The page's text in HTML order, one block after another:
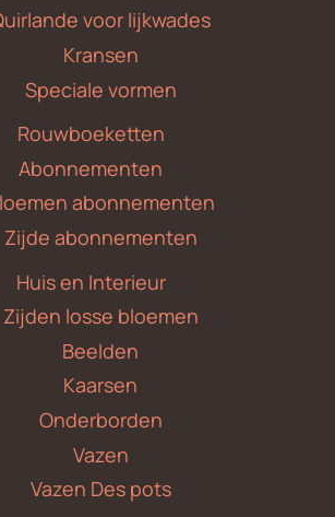
voor lijkwades
Kransen
Speciale vormen
Rouwboeketten
Abonnementen
abonnementen
Zijde abonnementen
Huis en Interieur
Zijden losse bloemen
Beelden
Kaarsen
Onderborden
Vazen
Vazen Des pots